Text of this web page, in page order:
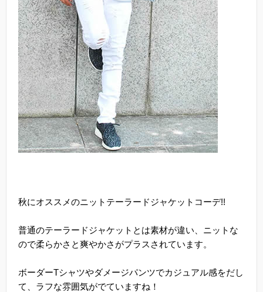
秋にオススメのニットテーラードジャケットコーデ!!
普通のテーラードジャケットとは素材が違い、ニットな
ので柔らかさと爽やかさがプラスされています。
ボーダーTシャツやダメージパンツでカジュアル感をだし
て、ラフな雰囲気がでていますね！